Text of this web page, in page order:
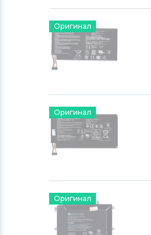
Оригинал
Оригинал
Оригинал